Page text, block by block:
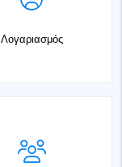
Λογαριασμός